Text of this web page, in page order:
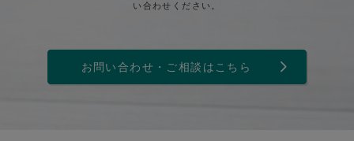
い合わせください。
お問い合わせ・ご相談はこちら